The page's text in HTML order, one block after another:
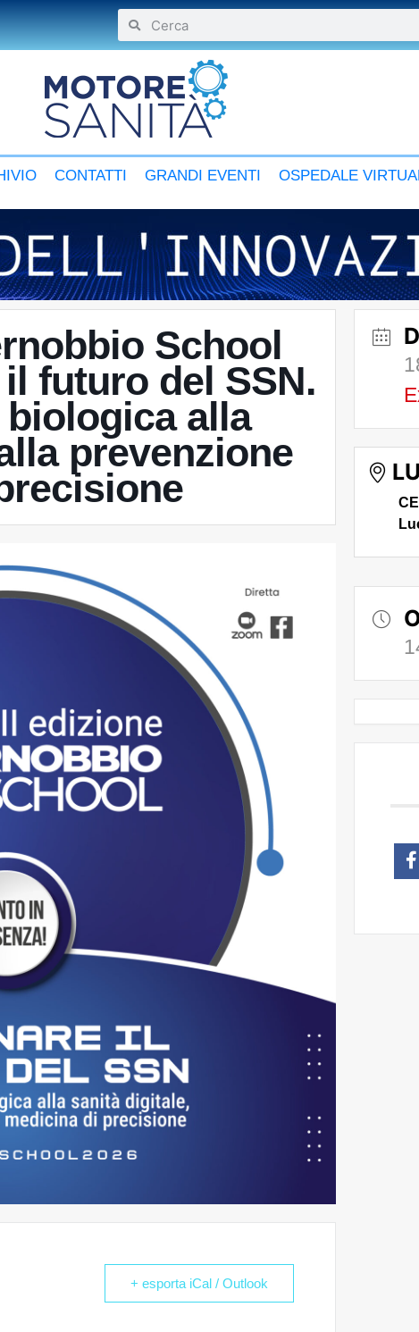
CONTATTI GRANDI EVENTI OSPEDALE
School
futuro del SSN.
biologica alla
prevenzione
+ esporta iCal / Outlook